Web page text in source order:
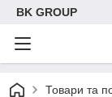
BK GROUP
Товари та